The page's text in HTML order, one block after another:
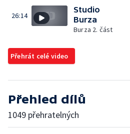
26:14
Studio
Burza
Burza 2. část
Přehrát celé video
Přehled dílů
1049 přehratelných